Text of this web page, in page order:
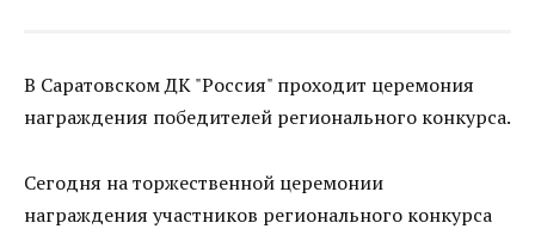
В Саратовском ДК "Россия" проходит церемония
награждения победителей регионального конкурса.
Сегодня на торжественной церемонии
награждения участников регионального конкурса